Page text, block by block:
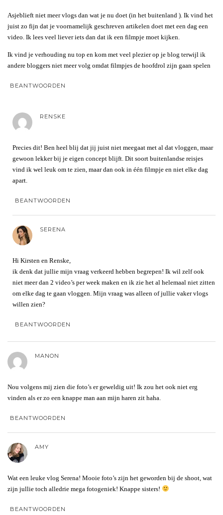
Asjeblieft niet meer vlogs dan wat je nu doet (in het buitenland ). Ik vind het
juist zo fijn dat je voornamelijk geschreven artikelen doet met een dag een
video. Ik lees veel liever iets dan dat ik een filmpje moet kijken.
Ik vind je verhouding nu top en kom met veel plezier op je blog terwijl ik
andere bloggers niet meer volg omdat filmpjes de hoofdrol zijn gaan spelen
BEANTWOORDEN
RENSKE
Precies dit! Ben heel blij dat jij juist niet meegaat met al dat vloggen, maar
gewoon lekker bij je eigen concept blijft. Dit soort buitenlandse reisjes
vind ik wel leuk om te zien, maar dan ook in één filmpje en niet elke dag
apart.
BEANTWOORDEN
SERENA
Hi Kirsten en Renske,
ik denk dat jullie mijn vraag verkeerd hebben begrepen! Ik wil zelf ook
niet meer dan 2 video’s per week maken en ik zie het al helemaal niet zitten
om elke dag te gaan vloggen. Mijn vraag was alleen of jullie vaker vlogs
willen zien?
BEANTWOORDEN
MANON
Nou volgens mij zien die foto’s er geweldig uit! Ik zou het ook niet erg
vinden als er zo een knappe man aan mijn haren zit haha.
BEANTWOORDEN
AMY
Wat een leuke vlog Serena! Mooie foto’s zijn het geworden bij de shoot, wat
zijn jullie toch alledrie mega fotogeniek! Knappe sisters!
BEANTWOORDEN